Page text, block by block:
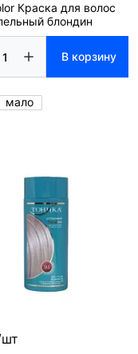
Краска для волос
блондин
В корзину
мало